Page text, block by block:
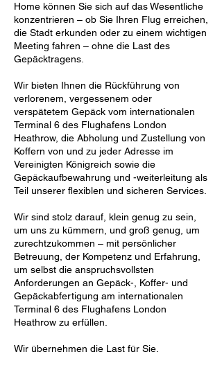
Home können Sie sich auf das Wesentliche
konzentrieren – ob Sie Ihren Flug erreichen,
die Stadt erkunden oder zu einem wichtigen
Meeting fahren – ohne die Last des
Gepäcktragens.
Wir bieten Ihnen die Rückführung von
verlorenem, vergessenem oder
verspätetem Gepäck vom internationalen
Terminal 6 des Flughafens London
Heathrow, die Abholung und Zustellung von
Koffern von und zu jeder Adresse im
Vereinigten Königreich sowie die
Gepäckaufbewahrung und -weiterleitung als
Teil unserer flexiblen und sicheren Services.
Wir sind stolz darauf, klein genug zu sein,
um uns zu kümmern, und groß genug, um
zurechtzukommen – mit persönlicher
Betreuung, der Kompetenz und Erfahrung,
um selbst die anspruchsvollsten
Anforderungen an Gepäck-, Koffer- und
Gepäckabfertigung am internationalen
Terminal 6 des Flughafens London
Heathrow zu erfüllen.
Wir übernehmen die Last für Sie.